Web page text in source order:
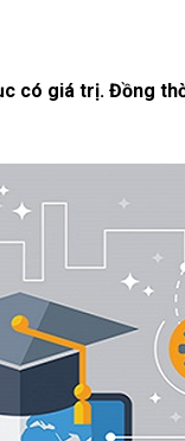
có giá trị. Đồng